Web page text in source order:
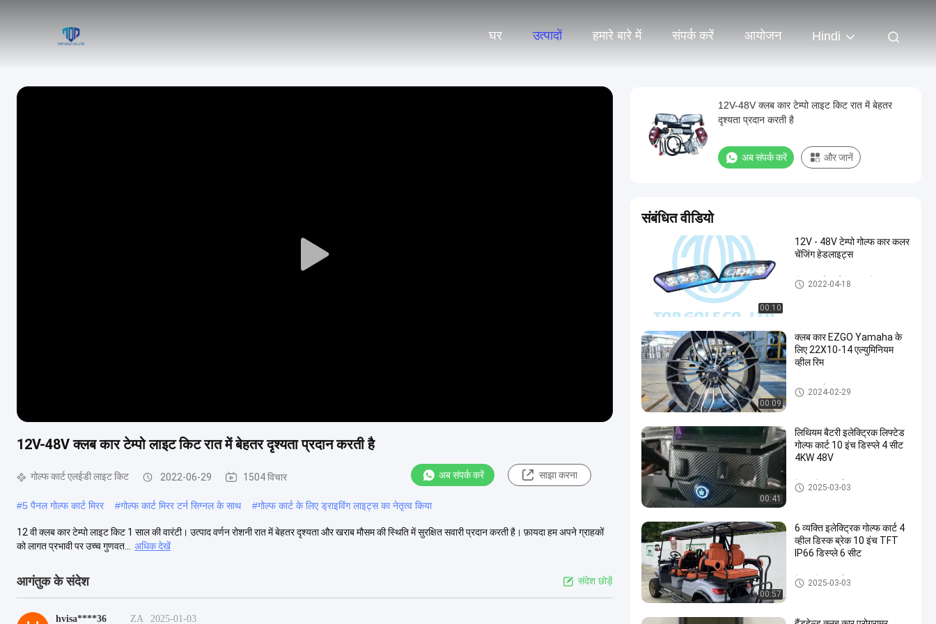
घर उत्पादों हमारे बारे में संपर्क करें आयोजन Hindi
Play
12V-48V क्लब कार टेम्पो लाइट किट रात में बेहतर दृश्यता प्रदान करती है
गोल्फ कार्ट एलईडी लाइट किट 2022-06-29 1504 विचार अब संपर्क करें साझा करना
#5 पैनल गोल्फ कार्ट मिरर #गोल्फ कार्ट मिरर टर्न सिग्नल के साथ #गोल्फ कार्ट के लिए ड्राइविंग लाइट्स का नेतृत्व किया
12 वी क्लब कार टेम्पो लाइट किट 1 साल की वारंटी। उत्पाद वर्णन रोशनी रात में बेहतर दृश्यता और खराब मौसम की स्थिति में सुरक्षित सवारी प्रदान करती है। फ़ायदा हम अपने ग्राहकों
को लागत प्रभावी पर उच्च गुणवत...
अधिक देखें
आगंतुक के संदेश संदेश छोड़ें
hvisa****36 ZA 2025-01-03
12V-48V क्लब कार टेम्पो लाइट किट रात में बेहतर
दृश्यता प्रदान करती है
अब संपर्क करें और जानें
संबंधित वीडियो
00:10
12V - 48V टेम्पो गोल्फ कार कलर
चेंजिंग हेडलाइट्स
गोल्फ कार्ट एलईडी लाइट किट
2022-04-18
00:09
क्लब कार EZGO Yamaha के
लिए 22X10-14 एल्युमिनियम
व्हील रिम
गोल्फ कार्ट व्हील कवर
2024-02-29
00:41
लिथियम बैटरी इलेक्ट्रिक लिफ्टेड
गोल्फ कार्ट 10 इंच डिस्प्ले 4 सीट
4KW 48V
विद्युत गोल्फ कार्ट
2025-03-03
00:57
6 व्यक्ति इलेक्ट्रिक गोल्फ कार्ट 4
व्हील डिस्क ब्रेक 10 इंच TFT
IP66 डिस्प्ले 6 सीट
विद्युत गोल्फ कार्ट
2025-03-03